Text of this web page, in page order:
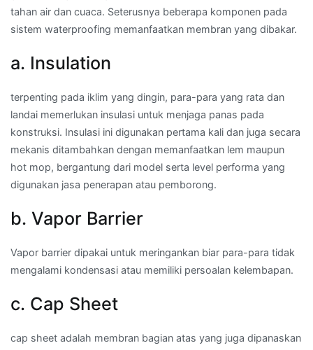
tahan air dan cuaca. Seterusnya beberapa komponen pada
sistem waterproofing memanfaatkan membran yang dibakar.
a. Insulation
terpenting pada iklim yang dingin, para-para yang rata dan
landai memerlukan insulasi untuk menjaga panas pada
konstruksi. Insulasi ini digunakan pertama kali dan juga secara
mekanis ditambahkan dengan memanfaatkan lem maupun
hot mop, bergantung dari model serta level performa yang
digunakan jasa penerapan atau pemborong.
b. Vapor Barrier
Vapor barrier dipakai untuk meringankan biar para-para tidak
mengalami kondensasi atau memiliki persoalan kelembapan.
c. Cap Sheet
cap sheet adalah membran bagian atas yang juga dipanaskan